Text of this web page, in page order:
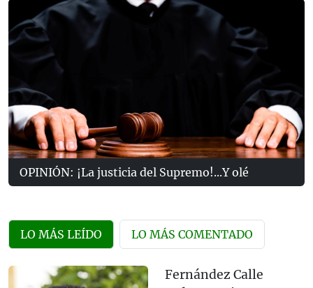
OPINIÓN: ¡La justicia del Supremo!...Y olé
LO MÁS LEÍDO LO MÁS COMENTADO
Fernández Calle